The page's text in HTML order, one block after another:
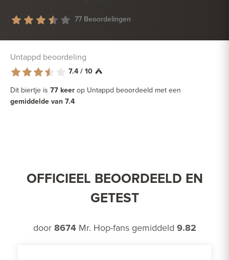
77 Beoordelingen
Untappd beoordeling
7.4 / 10
Dit biertje is 77 keer op Untappd beoordeeld met een
gemiddelde van 7.4
OFFICIEEL BEOORDEELD EN
GETEST
door 8674Mr. Hop-fans gemiddeld 9.82